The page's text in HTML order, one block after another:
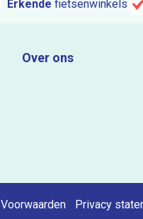
Erkende fietsenwinkels
Over ons
Voorwaarden Privacy